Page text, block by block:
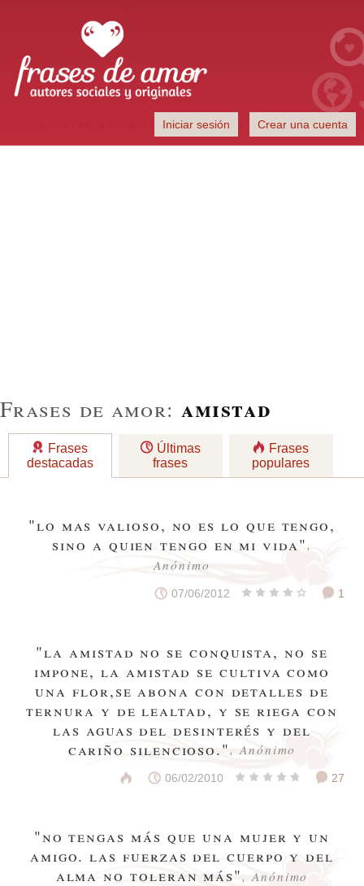
Autores sociales y originales
Iniciar sesión Crear una cuenta
Frases de amor: amistad
Frases
destacadas
Últimas
frases
Frases
populares
"lo mas valioso, no es lo que tengo,
sino a quien tengo en mi vida",
Anónimo
07/06/2012 1
"la amistad no se conquista, no se
impone, la amistad se cultiva como
una flor,se abona con detalles de
ternura y de lealtad, y se riega con
las aguas del desinterés y del
cariño silencioso.", Anónimo
06/02/2010 27
"no tengas más que una mujer y un
amigo. las fuerzas del cuerpo y del
alma no toleran más", Anónimo